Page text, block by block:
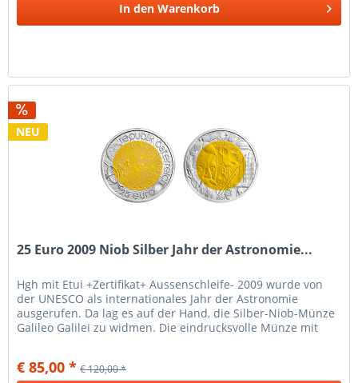
In den Warenkorb
NEU
25 Euro 2009 Niob Silber Jahr der Astronomie...
Hgh mit Etui +Zertifikat+ Aussenschleife- 2009 wurde von
der UNESCO als internationales Jahr der Astronomie
ausgerufen. Da lag es auf der Hand, die Silber-Niob-Münze
Galileo Galilei zu widmen. Die eindrucksvolle Münze mit
€ 85,00 * € 120,00 *